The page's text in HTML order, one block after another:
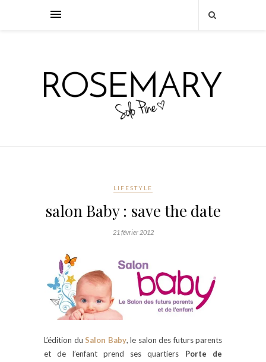
LIFESTYLE
salon Baby : save the date
21 février 2012
L’édition du Salon Baby, le salon des futurs parents
et de l’enfant prend ses quartiers Porte de